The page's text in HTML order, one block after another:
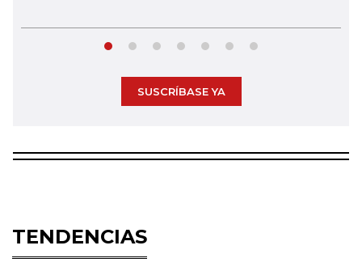
SUSCRÍBASE YA
TENDENCIAS